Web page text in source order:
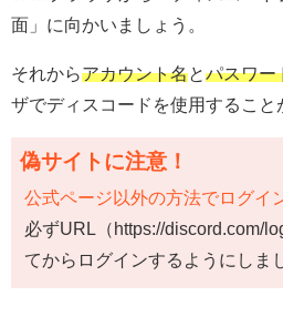
面 」に向かいましょう。
それからアカウント名とパスワー
ザでディスコードを使用すること
偽サイトに注意！
公式ページ以外の方法でログイ
必ずURL（https://discord.com/
てからログインするようにしま